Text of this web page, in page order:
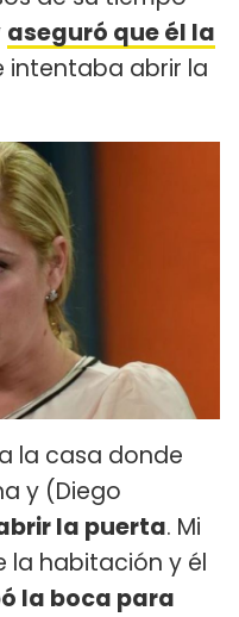
aseguró que él la
intentaba abrir la
la casa donde
y (Diego
la puerta. Mi
habitación y él
la boca para